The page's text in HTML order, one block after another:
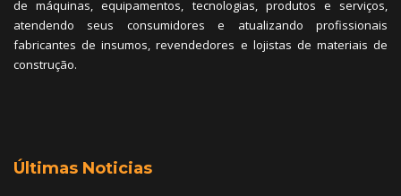
de máquinas, equipamentos, tecnologias, produtos e serviços,
atendendo seus consumidores e atualizando profissionais
fabricantes de insumos, revendedores e lojistas de materiais de
construção.
Últimas Noticias